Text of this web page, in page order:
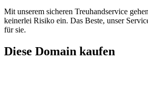
Mit unserem sicheren Treuhandservice
keinerlei Risiko ein. Das Beste, unser
für sie.
Diese Domain kaufen